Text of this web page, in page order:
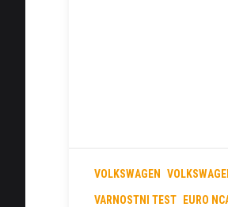
VOLKSWAGEN
VARNOSTNI TEST EURO